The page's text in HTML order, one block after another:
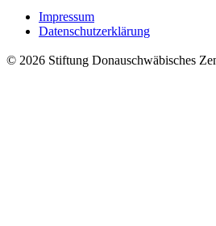
Impressum
Datenschutzerklärung
© 2026 Stiftung Donauschwäbisches